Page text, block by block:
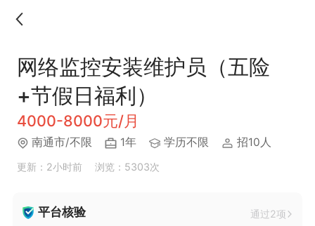
网络监控安装维护员（五险
+节假日福利）
4000-8000元/月
南通市/不限 1年 学历不限 招10人
更新：2小时前 浏览：5303次
平台核验 通过2项